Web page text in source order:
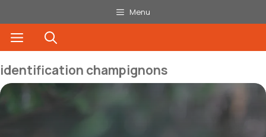
au
contenu
Menu
Menu
identification champignons